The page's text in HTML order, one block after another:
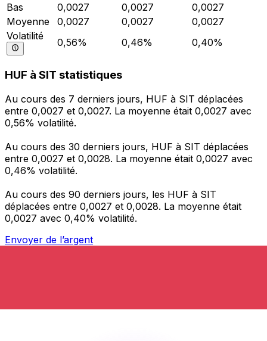
Bas
0,0027 0,0027
0,0027
Moyenne
0,0027 0,0027
0,0027
Volatilité
0,56% 0,46% 0,40%
HUF à SIT statistiques
Au cours des 7 derniers jours, HUF à SIT déplacées
entre 0,0027 et 0,0027. La moyenne était 0,0027 avec
0,56% volatilité.
Au cours des 30 derniers jours, HUF à SIT déplacées
entre 0,0027 et 0,0028. La moyenne était 0,0027 avec
0,46% volatilité.
Au cours des 90 derniers jours, les HUF à SIT
déplacées entre 0,0027 et 0,0028. La moyenne était
0,0027 avec 0,40% volatilité.
Envoyer de l’argent
nécessaires pour vos transferts d'argent internationaux